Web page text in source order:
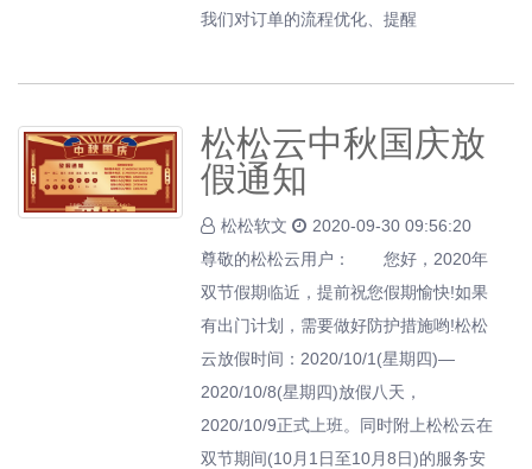
我们对订单的流程优化、提醒
松松云中秋国庆放
假通知
松松软文
2020-09-30 09:56:20
尊敬的松松云用户： 您好，2020年
双节假期临近，提前祝您假期愉快!如果
有出门计划，需要做好防护措施哟!松松
云放假时间：2020/10/1(星期四)—
2020/10/8(星期四)放假八天，
2020/10/9正式上班。同时附上松松云在
双节期间(10月1日至10月8日)的服务安